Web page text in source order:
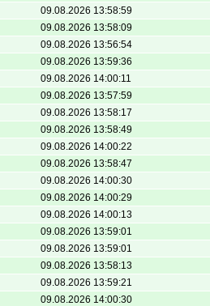
09.08.2026 13:58:59
09.08.2026 13:58:09
09.08.2026 13:56:54
09.08.2026 13:59:36
09.08.2026 14:00:11
09.08.2026 13:57:59
09.08.2026 13:58:17
09.08.2026 13:58:49
09.08.2026 14:00:22
09.08.2026 13:58:47
09.08.2026 14:00:30
09.08.2026 14:00:29
09.08.2026 14:00:13
09.08.2026 13:59:01
09.08.2026 13:59:01
09.08.2026 13:58:13
09.08.2026 13:59:21
09.08.2026 14:00:30